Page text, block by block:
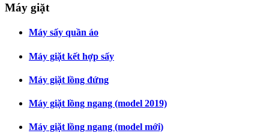
Máy giặt
Máy sấy quần áo
Máy giặt kết hợp sấy
Máy giặt lồng đứng
Máy giặt lồng ngang (model 2019)
Máy giặt lồng ngang (model mới)